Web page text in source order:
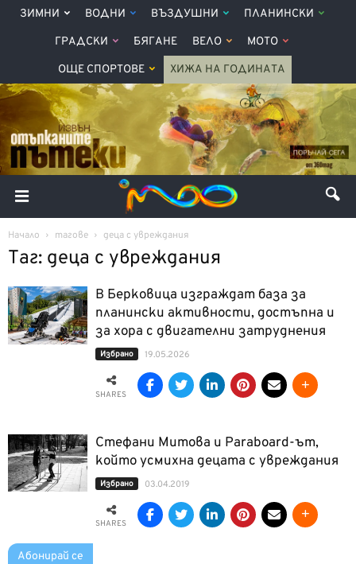
ЗИМНИ ВОДНИ ВЪЗДУШНИ ПЛАНИНСКИ
ГРАДСКИ БЯГАНЕ ВЕЛО МОТО
ОЩЕ СПОРТОВЕ ХИЖА НА ГОДИНАТА
Начало тагове деца с увреждания
Таг: деца с увреждания
В Берковица изграждат база за
планински активности, достъпна и
за хора с двигателни затруднения
Избрано 19.05.2026
SHARES
Стефани Митова и Paraboard-ът,
който усмихна децата с увреждания
Избрано 03.04.2019
SHARES
Абонирай се